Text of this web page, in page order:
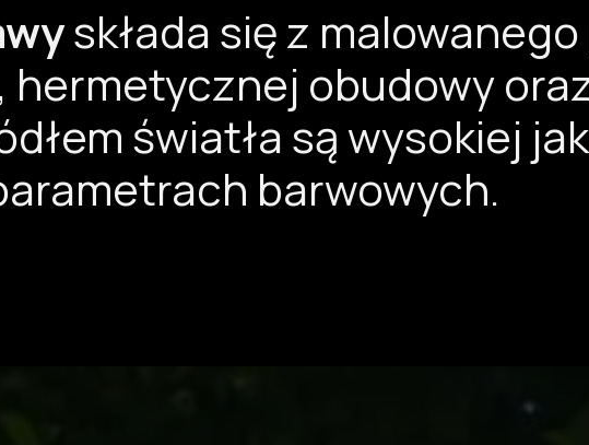
składa się z
obudowy
światła są wysokiej
barwowych.